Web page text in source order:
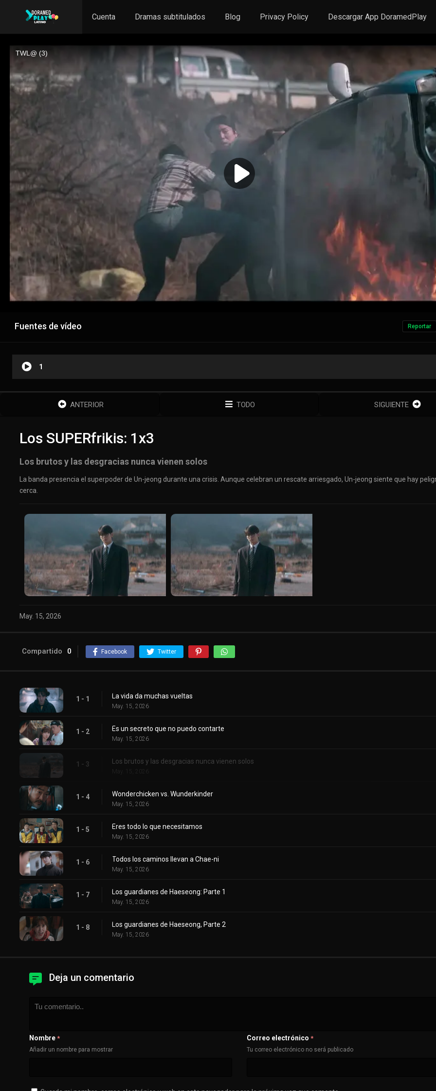
Cuenta Dramas subtitulados Blog Privacy Policy Descargar App DoramedPlay
Fuentes de vídeo Reportar
1
ANTERIOR TODO SIGUIENTE
Los SUPERfrikis: 1x3
Los brutos y las desgracias nunca vienen solos
La banda presencia el superpoder de Un-jeong durante una crisis. Aunque celebran un rescate arriesgado, Un-jeong siente que hay
cerca.
May. 15, 2026
Compartido 0 Facebook Twitter
1 - 1 La vida da muchas vueltas
May. 15, 2026
1 - 2 Es un secreto que no puedo contarte
May. 15, 2026
1 - 3 Los brutos y las desgracias nunca vienen solos
May. 15, 2026
1 - 4 Wonderchicken vs. Wunderkinder
May. 15, 2026
1 - 5 Eres todo lo que necesitamos
May. 15, 2026
1 - 6 Todos los caminos llevan a Chae-ni
May. 15, 2026
1 - 7 Los guardianes de Haeseong: Parte 1
May. 15, 2026
1 - 8 Los guardianes de Haeseong, Parte 2
May. 15, 2026
Deja un comentario
Nombre *
Añadir un nombre para mostrar
Correo electrónico *
Tu correo electrónico no será publicado